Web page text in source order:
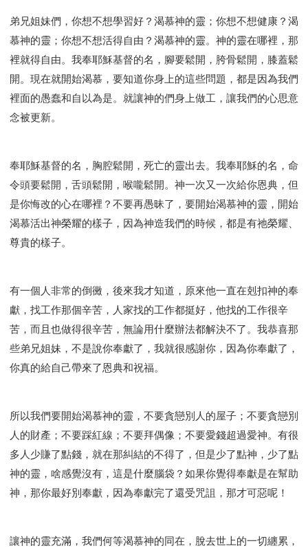
弟兄姐妹們，你想不想學習好？渴慕神的靈；你想不想健康？渴
慕神的靈；你想不想活得自由？渴慕神的靈。神的靈在哪裡，那
裡就得自由。我奉耶穌基督的名，腳要鬆開，胯骨鬆開，膝蓋鬆
開。現在就開始渴慕，要知道你身上的這些問題，都是因為我們
裡面的愚蠢和自以為是。就讓神的們身上做工，讓我們的心思意
念被更新。
奉耶穌基督的名，胸腔鬆開，死亡的靈出去。我奉耶穌的名，命
令頭要鬆開，舌頭鬆開，喉嚨鬆開。神一次又一次給你恩典，但
是你悔改的心在哪裡？不要再愚昧了，要開始渴慕神的靈，開始
渴慕活出神榮耀的樣子，因為神造我們的時候，都是有祂榮耀、
尊貴的樣子。
有一個人非常的倒黴，後來我才知道，原來他一直在剋扣神的奉
獻，找工作那個辛苦，人家找的工作都挺好，他找的工作很辛
苦，而且也做得很辛苦，無論用什麼辦法都解決不了。我恭喜那
些弟兄姐妹，不是說你奉獻了，我就很感謝你，因為你奉獻了，
你真的給自己帶來了恩典和祝福。
所以我們要開始渴慕神的靈，不要貪戀別人的屋子；不要貪戀別
人的財產；不要踩紅線；不要拜偶像；不要愛錢超過愛神。有很
多人少賺了點錢，就在那糾結的不得了，但是少了點神，少了點
神的靈，啥感覺沒有，這是什麼腦袋？如果你覺得奉獻是在幫助
神，那你最好別奉獻，因為奉獻完了還受咒詛，那才可惡呢！
讓神的靈充滿，我們何等渴慕神的同在，脫去世上的一切纏累，